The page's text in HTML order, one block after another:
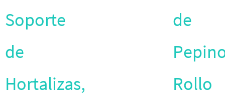
Soporte
de
Hortalizas,
de
Rollo